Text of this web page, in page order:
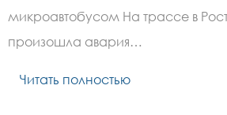
микроавтобусом На трассе в
произошла авария…
Читать полностью